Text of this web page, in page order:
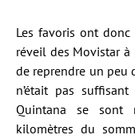
Les favoris ont
réveil des Movistar à
de reprendre un peu
n’était pas
Quintana se sont
kilomètres du